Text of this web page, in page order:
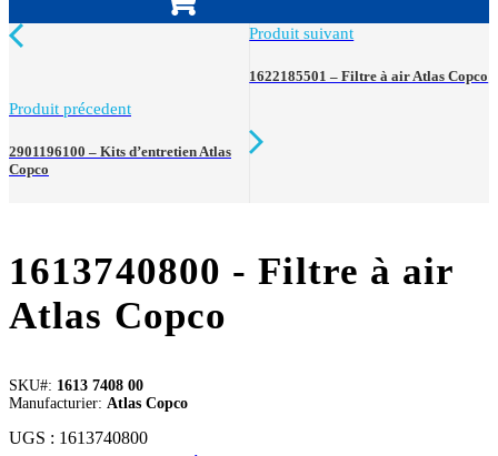
Produit précedent
2901196100 – Kits d’entretien Atlas
Copco
Produit suivant
1622185501 – Filtre à air Atlas Copco
1613740800 - Filtre à air
Atlas Copco
SKU#: 1613 7408 00
Manufacturier: Atlas Copco
UGS : 1613740800